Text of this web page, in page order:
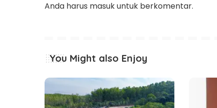
Anda harus masukuntuk berkomentar.
You Might also Enjoy